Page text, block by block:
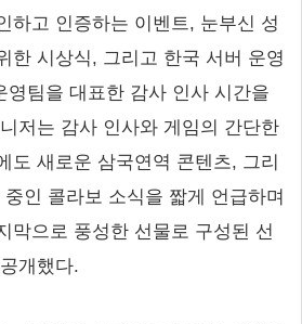
하고 인증하는 이벤트, 눈부신 성
한 시상식, 그리고 한국 서버 운영
영팀을 대표한 감사 인사 시간을
저는 감사 인사와 게임의 간단한
도 새로운 삼국연역 콘텐츠, 그리
인 콜라보 소식을 짧게 언급하며
막으로 풍성한 선물로 구성된 선
개했다.